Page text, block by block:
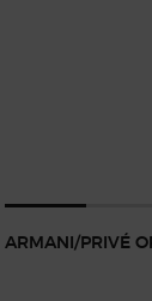
ARMANI/PRIVÉ